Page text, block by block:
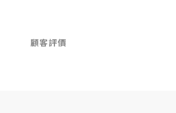
顧客評價